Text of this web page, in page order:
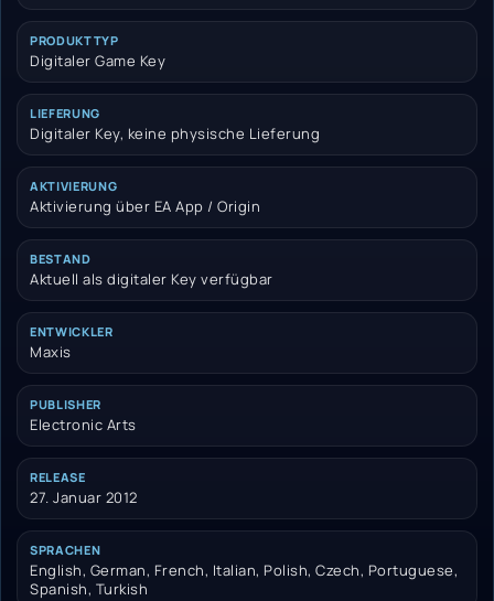
PRODUKTTYP
Digitaler Game Key
LIEFERUNG
Digitaler Key, keine physische Lieferung
AKTIVIERUNG
Aktivierung über EA App / Origin
BESTAND
Aktuell als digitaler Key verfügbar
ENTWICKLER
Maxis
PUBLISHER
Electronic Arts
RELEASE
27. Januar 2012
SPRACHEN
English, German, French, Italian, Polish, Czech, Portuguese,
Spanish, Turkish